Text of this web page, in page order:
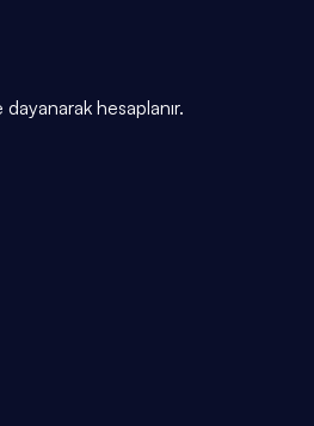
hesaplanır.